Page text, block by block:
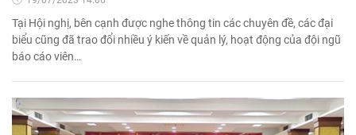
Tại Hội nghị, bên cạnh được nghe thông tin các chuyên đề, các đại
biểu cũng đã trao đổi nhiều ý kiến về quản lý, hoạt động của đội ngũ
báo cáo viên…